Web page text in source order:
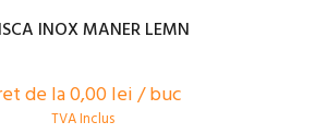
INOX MANER LEMN
de la 0,00 lei / buc
TVA Inclus